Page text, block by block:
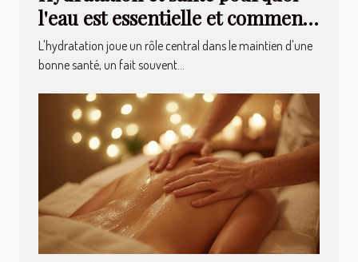
l'eau est essentielle et comment
améliorer votre consommation
quotidienne
L'hydratation joue un rôle central dans le maintien d'une
bonne santé, un fait souvent...